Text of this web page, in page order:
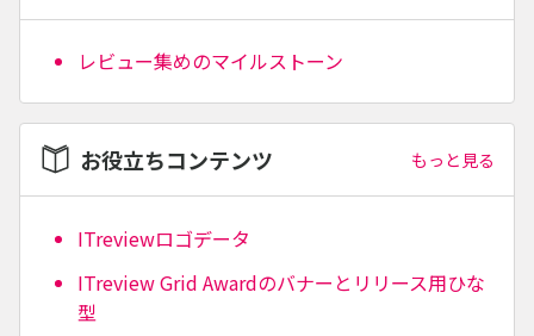
レビュー集めのマイルストーン
お役立ちコンテンツ もっと見る
ITreviewロゴデータ
ITreview Grid Awardのバナーとリリース用ひな
型